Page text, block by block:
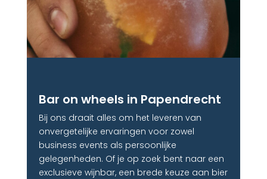
Bar on wheels in Papendrecht
Bij ons draait alles om het leveren van
onvergetelijke ervaringen voor zowel
business events als persoonlijke
gelegenheden. Of je op zoek bent naar een
exclusieve wijnbar, een brede keuze aan bier